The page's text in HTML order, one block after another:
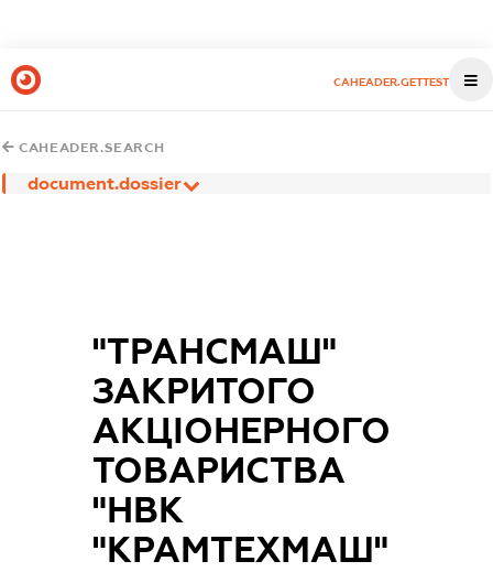
CAHEADER.GETTEST
CAHEADER.SEARCH
document.dossier
"ТРАНСМАШ"
ЗАКРИТОГО
АКЦІОНЕРНОГО
ТОВАРИСТВА
"НВК
"КРАМТЕХМАШ"